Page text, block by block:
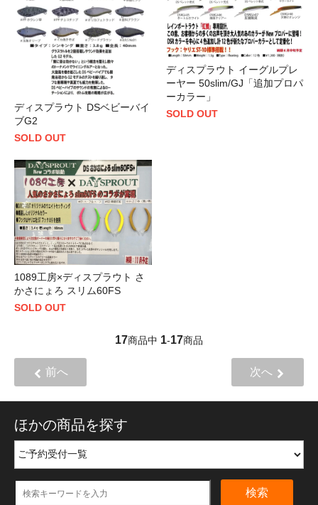
ディスプラウト DSベビーバイ
ブG2
SOLD OUT
ディスプラウト イーグルプレ
ーヤー 50slim/GJ「追加プロパ
ーカラー」
SOLD OUT
1089工房×ディスプラウト さ
かさにょろ スリム60FS
SOLD OUT
17商品中 1-17商品
前へ 次へ
ほかの商品を探す
検索